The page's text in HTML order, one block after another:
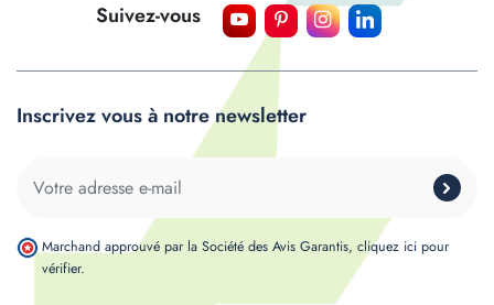
Suivez-vous
Inscrivez vous à notre newsletter
Marchand approuvé par la Société des Avis Garantis, cliquez ici pour
vérifier.